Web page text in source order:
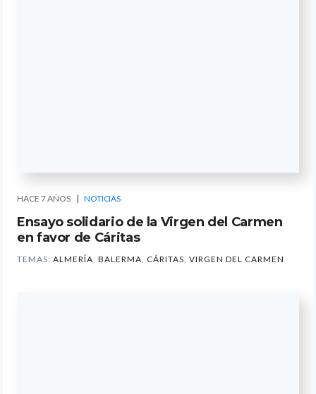
HACE 7 AÑOS NOTICIAS
Ensayo solidario de la Virgen del Carmen
en favor de Cáritas
TEMAS: ALMERÍA, BALERMA, CÁRITAS, VIRGEN DEL CARMEN